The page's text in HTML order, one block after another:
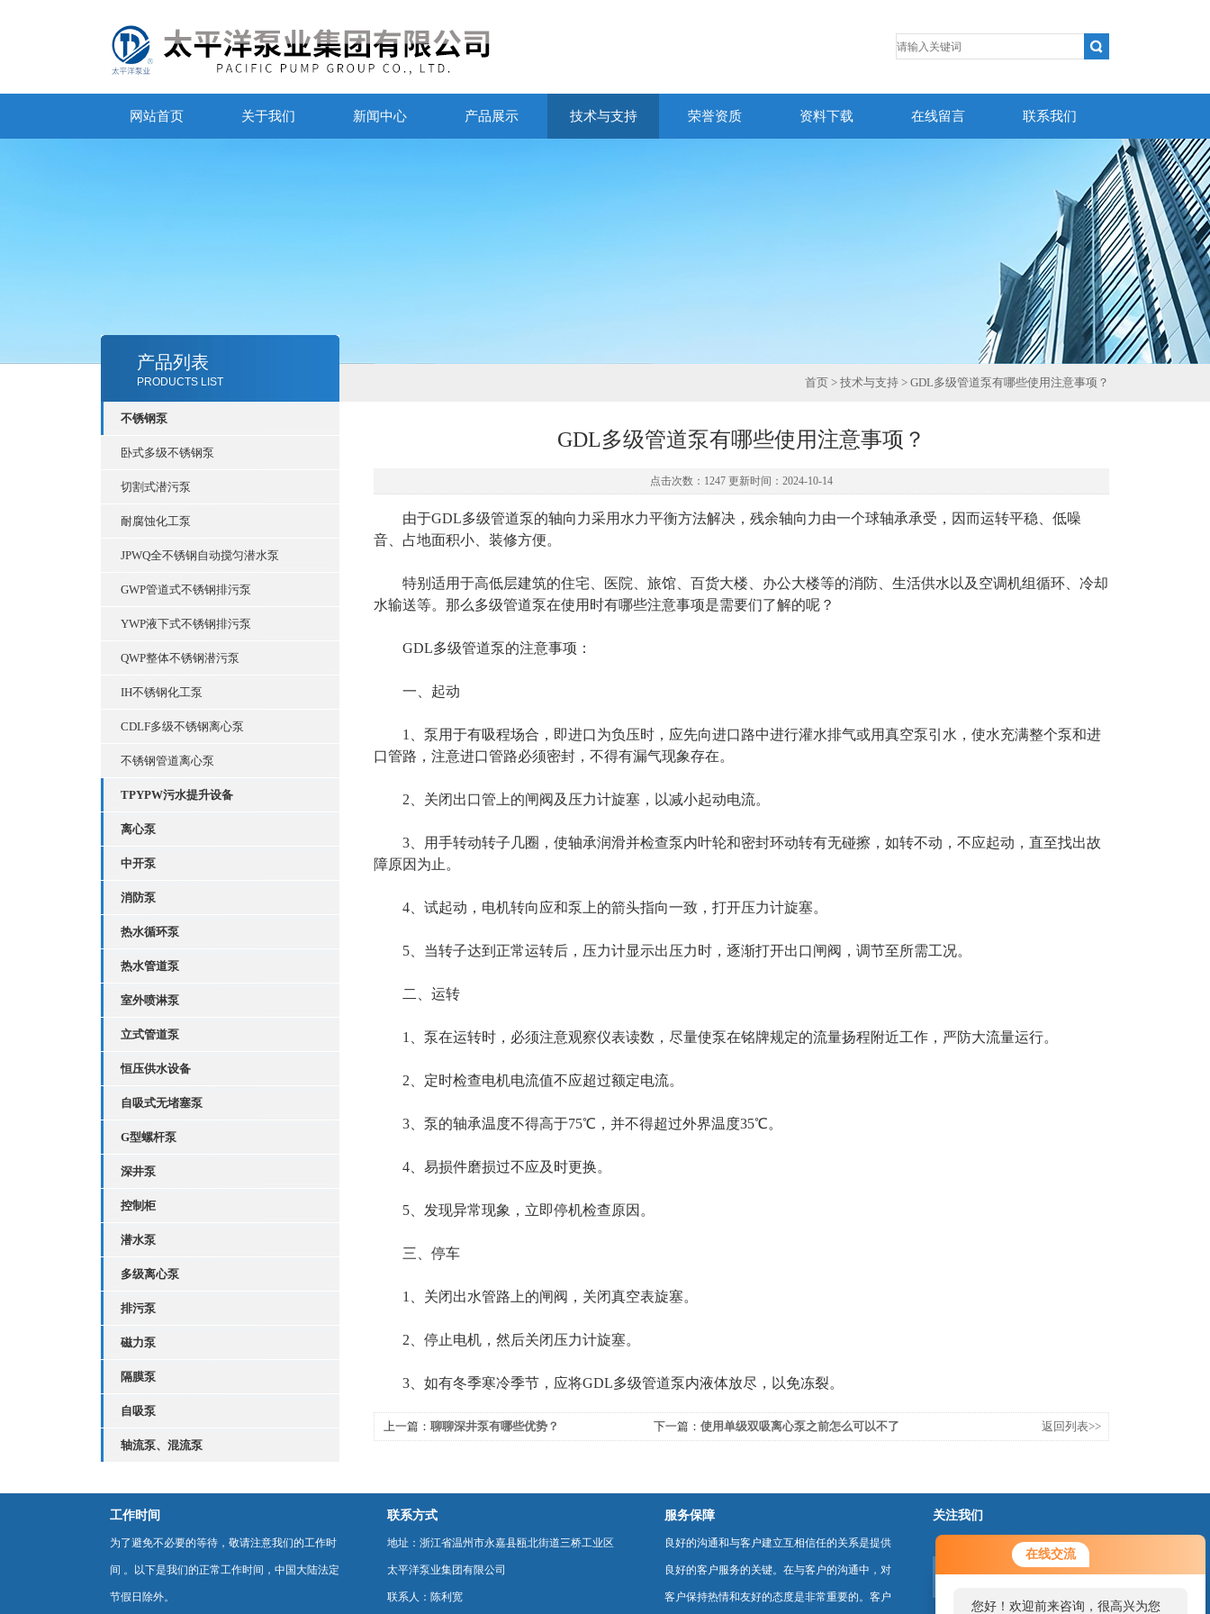
在线交流
您好！欢迎前来咨询，很高兴为您
网站首页 关于我们 新闻中心 产品展示 技术与支持 荣誉资质 资料下载 在线留言 联系我们
产品列表
PRODUCTS LIST
不锈钢泵
卧式多级不锈钢泵
切割式潜污泵
耐腐蚀化工泵
JPWQ全不锈钢自动搅匀潜水泵
GWP管道式不锈钢排污泵
YWP液下式不锈钢排污泵
QWP整体不锈钢潜污泵
IH不锈钢化工泵
CDLF多级不锈钢离心泵
不锈钢管道离心泵
TPYPW污水提升设备
离心泵
中开泵
消防泵
热水循环泵
热水管道泵
室外喷淋泵
立式管道泵
恒压供水设备
自吸式无堵塞泵
G型螺杆泵
深井泵
控制柜
潜水泵
多级离心泵
排污泵
磁力泵
隔膜泵
自吸泵
轴流泵、混流泵
首页 > 技术与支持 > GDL多级管道泵有哪些使用注意事项？
GDL多级管道泵有哪些使用注意事项？
点击次数：1247 更新时间：2024-10-14
由于GDL多级管道泵的轴向力采用水力平衡方法解决，残余轴向力由一个球轴承承受，因而运转平稳、低噪
音、占地面积小、装修方便。
特别适用于高低层建筑的住宅、医院、旅馆、百货大楼、办公大楼等的消防、生活供水以及空调机组循环、冷却
水输送等。那么多级管道泵在使用时有哪些注意事项是需要们了解的呢？
GDL多级管道泵的注意事项：
一、起动
1、泵用于有吸程场合，即进口为负压时，应先向进口路中进行灌水排气或用真空泵引水，使水充满整个泵和进
口管路，注意进口管路必须密封，不得有漏气现象存在。
2、关闭出口管上的闸阀及压力计旋塞，以减小起动电流。
3、用手转动转子几圈，使轴承润滑并检查泵内叶轮和密封环动转有无碰擦，如转不动，不应起动，直至找出故
障原因为止。
4、试起动，电机转向应和泵上的箭头指向一致，打开压力计旋塞。
5、当转子达到正常运转后，压力计显示出压力时，逐渐打开出口闸阀，调节至所需工况。
二、运转
1、泵在运转时，必须注意观察仪表读数，尽量使泵在铭牌规定的流量扬程附近工作，严防大流量运行。
2、定时检查电机电流值不应超过额定电流。
3、泵的轴承温度不得高于75℃，并不得超过外界温度35℃。
4、易损件磨损过不应及时更换。
5、发现异常现象，立即停机检查原因。
三、停车
1、关闭出水管路上的闸阀，关闭真空表旋塞。
2、停止电机，然后关闭压力计旋塞。
3、如有冬季寒冷季节，应将GDL多级管道泵内液体放尽，以免冻裂。
上一篇： 聊聊深井泵有哪些优势？ 下一篇： 使用单级双吸离心泵之前怎么可以不了
返回列表>>
工作时间
为了避免不必要的等待，敬请注意我们的工作时
间 。以下是我们的正常工作时间，中国大陆法定
节假日除外。
联系方式
地址：浙江省温州市永嘉县瓯北街道三桥工业区
太平洋泵业集团有限公司
联系人：陈利宽
服务保障
良好的沟通和与客户建立互相信任的关系是提供
良好的客户服务的关键。在与客户的沟通中，对
客户保持热情和友好的态度是非常重要的。客户
关注我们